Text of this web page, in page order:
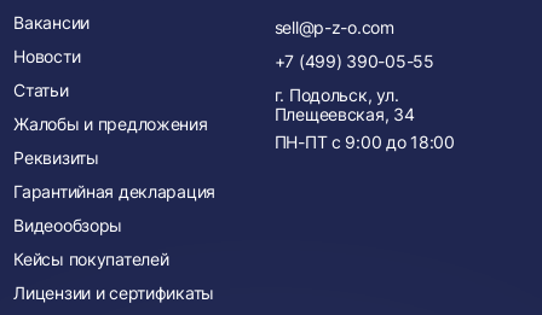
Вакансии
Новости
Статьи
Жалобы и предложения
Реквизиты
Гарантийная декларация
Видеообзоры
Кейсы покупателей
Лицензии и сертификаты
sell@p-z-o.com
+7 (499) 390-05-55
г. Подольск, ул.
Плещеевская, 34
ПН-ПТ с 9:00 до 18:00